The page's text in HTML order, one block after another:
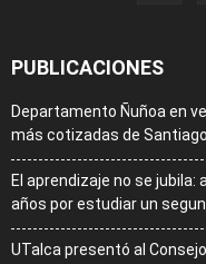
PUBLICACIONES
Departamento Ñuñoa en
más cotizadas de Santiago
El aprendizaje no se
años por estudiar un
UTalca presentó al